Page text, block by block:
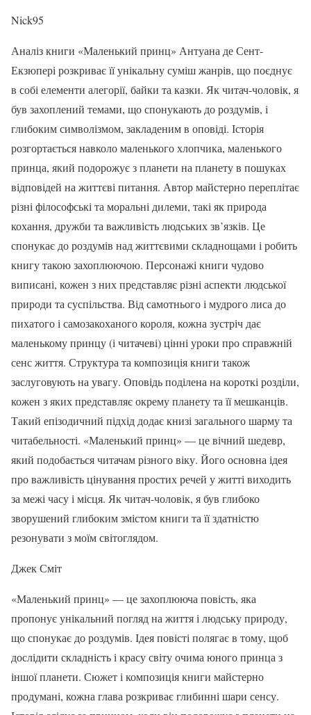
Nick95
Аналіз книги «Маленький принц» Антуана де Сент-
Екзюпері розкриває її унікальну суміш жанрів, що поєднує
в собі елементи алегорії, байки та казки. Як читач-чоловік, я
був захоплений темами, що спонукають до роздумів, і
глибоким символізмом, закладеним в оповіді. Історія
розгортається навколо маленького хлопчика, маленького
принца, який подорожує з планети на планету в пошуках
відповідей на життєві питання. Автор майстерно переплітає
різні філософські та моральні дилеми, такі як природа
кохання, дружби та важливість людських зв’язків. Це
спонукає до роздумів над життєвими складнощами і робить
книгу такою захоплюючою. Персонажі книги чудово
виписані, кожен з них представляє різні аспекти людської
природи та суспільства. Від самотнього і мудрого лиса до
пихатого і самозакоханого короля, кожна зустріч дає
маленькому принцу (і читачеві) цінні уроки про справжній
сенс життя. Структура та композиція книги також
заслуговують на увагу. Оповідь поділена на короткі розділи,
кожен з яких представляє окрему планету та її мешканців.
Такий епізодичний підхід додає книзі загального шарму та
читабельності. «Маленький принц» — це вічний шедевр,
який подобається читачам різного віку. Його основна ідея
про важливість цінування простих речей у житті виходить
за межі часу і місця. Як читач-чоловік, я був глибоко
зворушений глибоким змістом книги та її здатністю
резонувати з моїм світоглядом.
Джек Сміт
«Маленький принц» — це захоплююча повість, яка
пропонує унікальний погляд на життя і людську природу,
що спонукає до роздумів. Ідея повісті полягає в тому, щоб
дослідити складність і красу світу очима юного принца з
іншої планети. Сюжет і композиція книги майстерно
продумані, кожна глава розкриває глибинні шари сенсу.